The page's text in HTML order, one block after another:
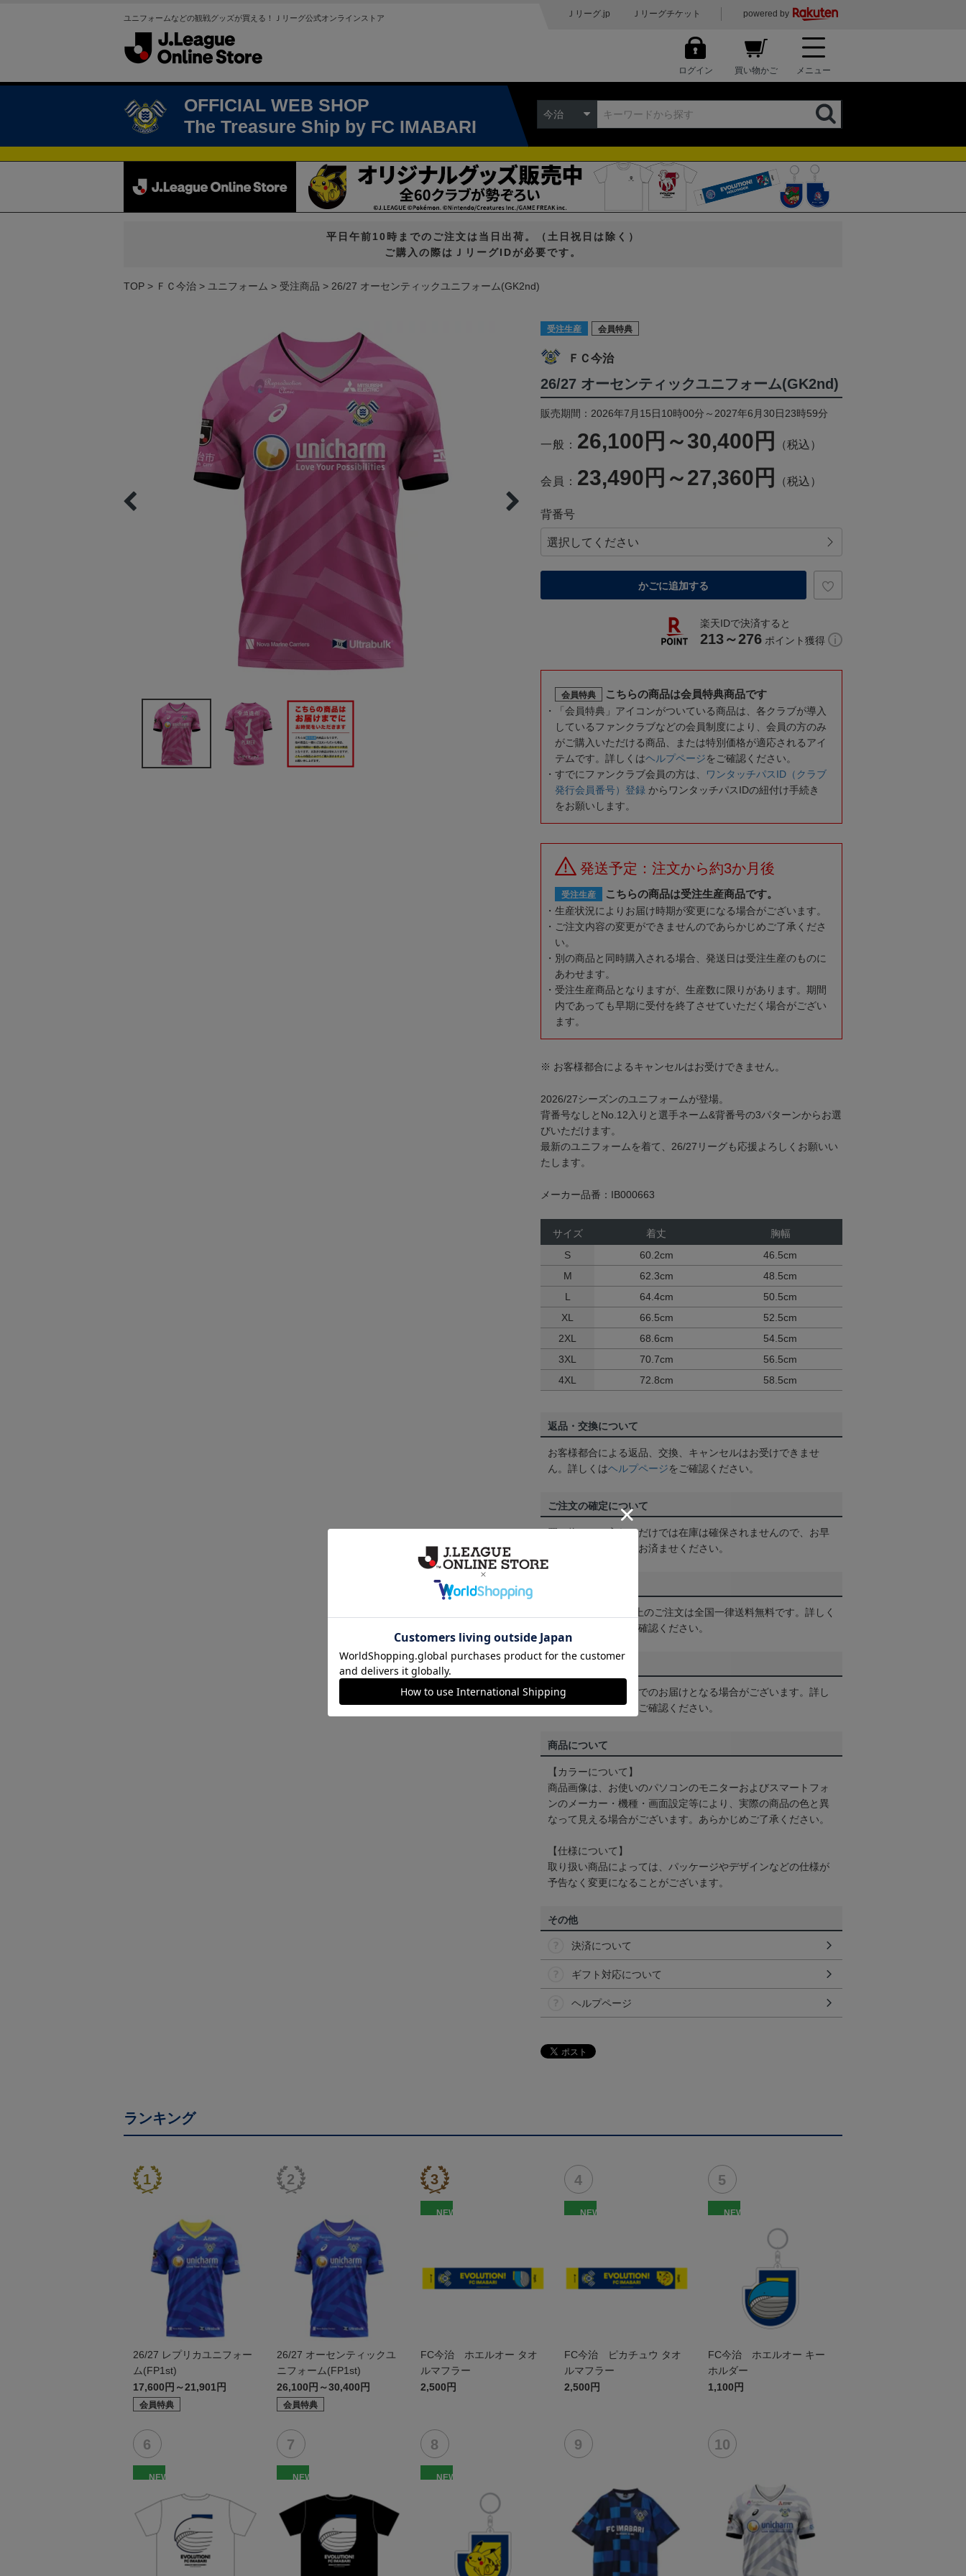
ユニフォームなどの観戦グッズが買える！Ｊリーグ公式オンラインストア Ｊリーグ.jp Ｊリーグチケット powered by
ログイン 買い物かご メニュー
OFFICIAL WEB SHOP
The Treasure Ship by FC IMABARI
今治
平日午前10時までのご注文は当日出荷。（土日祝日は除く）
ご購入の際はＪリーグIDが必要です。
TOP ＦＣ今治 ユニフォーム 受注商品 26/27 オーセンティックユニフォーム(GK2nd)
受注生産 会員特典
ＦＣ今治
26/27 オーセンティックユニフォーム(GK2nd)
販売期間：2026年7月15日10時00分～2027年6月30日23時59分
一般： 26,100円～30,400円 （税込）
会員： 23,490円～27,360円 （税込）
背番号
かごに追加する
楽天IDで決済すると
213～276 ポイント獲得
会員特典 こちらの商品は会員特典商品です
「会員特典」アイコンがついている商品は、各クラブが導入
しているファンクラブなどの会員制度により、会員の方のみ
がご購入いただける商品、または特別価格が適応されるアイ
テムです。詳しくはヘルプページをご確認ください。
すでにファンクラブ会員の方は、
ワンタッチパスID（クラブ
発行会員番号）登録 からワンタッチパスIDの紐付け手続き
をお願いします。
発送予定：注文から約3か月後
受注生産 こちらの商品は受注生産商品です。
生産状況によりお届け時期が変更になる場合がございます。
ご注文内容の変更ができませんのであらかじめご了承くださ
い。
別の商品と同時購入される場合、発送日は受注生産のものに
あわせます。
受注生産商品となりますが、生産数に限りがあります。期間
内であっても早期に受付を終了させていただく場合がござい
ます。
※ お客様都合によるキャンセルはお受けできません。
2026/27シーズンのユニフォームが登場。
背番号なしとNo.12入りと選手ネーム&背番号の3パターンからお選
びいただけます。
最新のユニフォームを着て、26/27リーグも応援よろしくお願いい
たします。
メーカー品番：IB000663
サイズ 着丈
胸幅
S
60.2cm
46.5cm
M
62.3cm
48.5cm
L
64.4cm
50.5cm
XL
66.5cm
52.5cm
2XL
68.6cm
54.5cm
3XL
70.7cm
56.5cm
4XL
72.8cm 58.5cm
返品・交換について
お客様都合による返品、交換、キャンセルはお受けできませ
ん。詳しくはヘルプページをご確認ください。
ご注文の確定について
買い物かごに入れるだけでは在庫は確保されませんので、お早
めにご購入手続きをお済ませください。
3,980円（税込）以上のご注文は全国一律送料無料です。詳しく
をご確認ください。
一部商品はメール便でのお届けとなる場合がございます。詳し
くはヘルプページ をご確認ください。
商品について
【カラーについて】
商品画像は、お使いのパソコンのモニターおよびスマートフォ
ンのメーカー・機種・画面設定等により、実際の商品の色と異
なって見える場合がございます。あらかじめご了承ください。
【仕様について】
取り扱い商品によっては、パッケージやデザインなどの仕様が
予告なく変更になることがございます。
その他
決済について
ギフト対応について
ヘルプページ
ランキング
26/27 レプリカユニフォー
ム(FP1st)
17,600円～21,901円
会員特典
26/27 オーセンティックユ
ニフォーム(FP1st)
26,100円～30,400円
会員特典
NEW
FC今治 ホエルオー タオ
ルマフラー
2,500円
NEW
FC今治 ピカチュウ タオ
ルマフラー
2,500円
NEW
FC今治 ホエルオー キー
ホルダー
1,100円
NEW NEW NEW